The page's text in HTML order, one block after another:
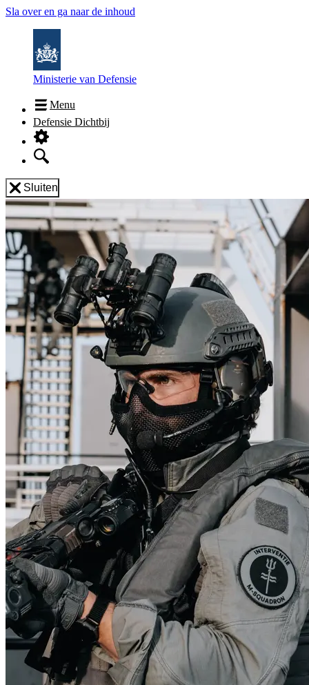
Sla over en ga naar de inhoud
Ministerie van Defensie
Menu
Defensie Dichtbij
Sluiten